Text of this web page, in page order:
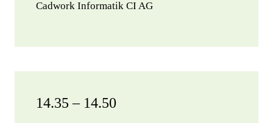
Cadwork Informatik CI AG
14.35 – 14.50